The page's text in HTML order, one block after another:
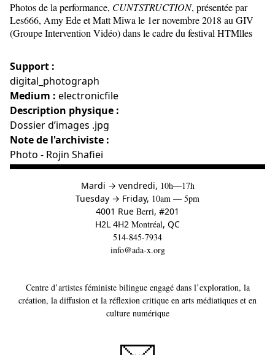
Photos de la performance, CUNTSTRUCTION, présentée par
Les666, Amy Ede et Matt Miwa le 1er novembre 2018 au GIV
(Groupe Intervention Vidéo) dans le cadre du festival HTMlles
Support :
digital_photograph
Medium : electronicfile
Description physique :
Dossier d’images .jpg
Note de l'archiviste :
Photo - Rojin Shafiei
Mardi →àvendredi, 10h—17h
Tuesday → to
Friday, 10am — 5pm
4001 Rue Berri, #201
H2L 4H2 Montréal, QC
514-845-7934
info@ada-x.org
Centre d’artistes féministe bilingue engagé dans l’exploration, la
création, la diffusion et la réflexion critique en arts médiatiques et en
culture numérique